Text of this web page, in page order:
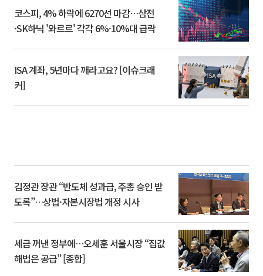
코스피, 4% 하락에 6270선 마감…삼전
·SK하닉 '와르르' 각각 6%·10%대 급락
ISA 계좌, 5년마다 깨라고요? [이슈크래
커]
김정관 장관 “반도체 성과급, 주총 승인 받
도록”…상법·자본시장법 개정 시사
세금 꺼낸 정부에…오세훈 서울시장 “집값
해법은 공급” [종합]